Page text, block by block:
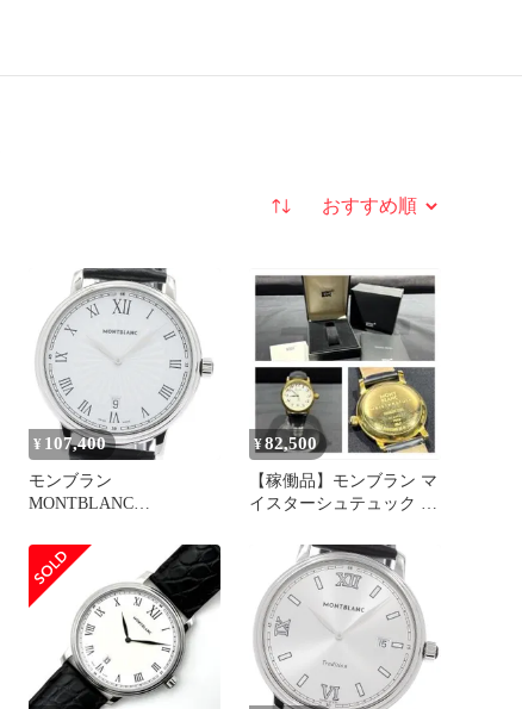
並び替え
¥ 107,400
モンブラン
MONTBLANC
ョン デイト クォーツ メ
ンズ 良品 _963385
¥82,500
【稼働品】モンブラン マ
イスターシュテュック ク